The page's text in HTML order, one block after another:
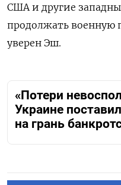
США и другие
продолжать военную
уверен Эш.
«Потери
Украине
на грань